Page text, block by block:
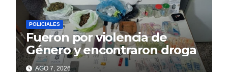
POLICIALES
Fueron por violencia de
Género y encontraron droga
AGO 7, 2026